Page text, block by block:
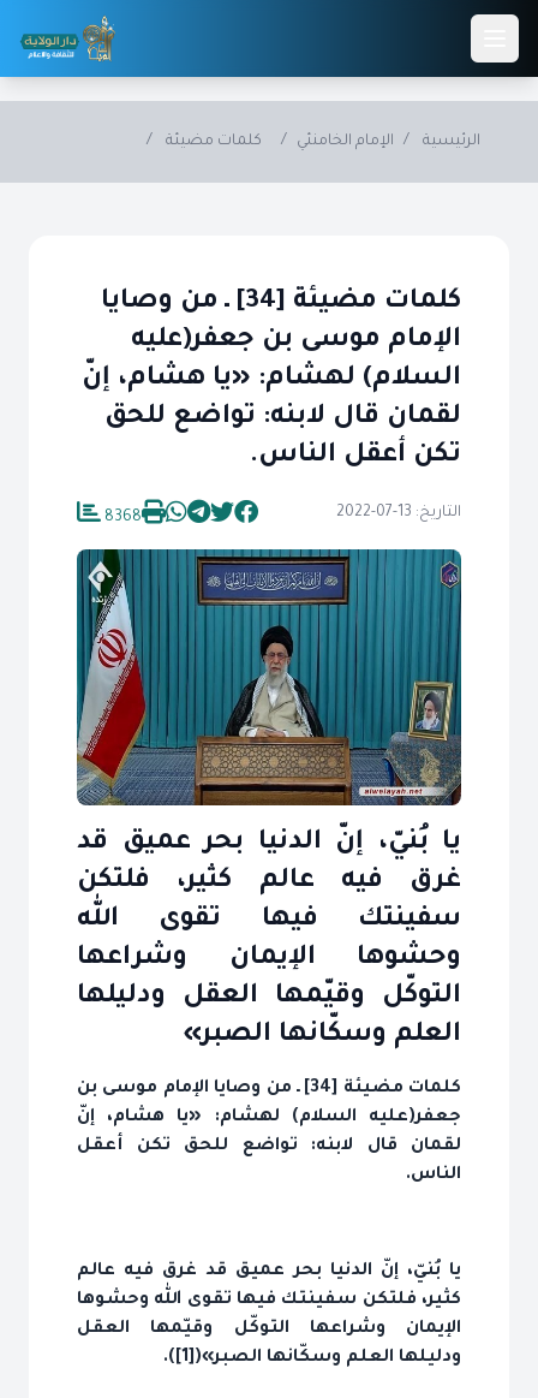
Skip to main content
الرئيسية / الإمام الخامنئي / كلمات مضيئة /
كلمات مضيئة [34] ـ من وصايا
الإمام موسى بن جعفر(عليه
السلام) لهشام: «يا هشام، إنّ
لقمان قال لابنه: تواضع للحق
تكن أعقل الناس.
التاريخ: 13-07-2022 8368
يا بُنيّ، إنّ الدنيا بحر عميق قد
غرق فيه عالم كثير، فلتكن
سفينتك فيها تقوى الله
وحشوها الإيمان وشراعها
التوكّل وقيّمها العقل ودليلها
العلم وسكّانها الصبر»
كلمات مضيئة [34] ـ من وصايا الإمام موسى بن
جعفر(عليه السلام) لهشام: «يا هشام، إنّ
لقمان قال لابنه: تواضع للحق تكن أعقل
الناس.
يا بُنيّ، إنّ الدنيا بحر عميق قد غرق فيه عالم
كثير، فلتكن سفينتك فيها تقوى الله وحشوها
الإيمان وشراعها التوكّل وقيّمها العقل
ودليلها العلم وسكّانها الصبر»([1]).